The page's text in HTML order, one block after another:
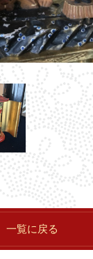
一覧に戻る